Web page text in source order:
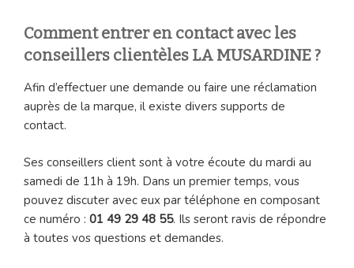
Comment entrer en contact avec les
conseillers clientèles LA MUSARDINE ?
Afin d’effectuer une demande ou faire une réclamation
auprès de la marque, il existe divers supports de
contact.
Ses conseillers client sont à votre écoute du mardi au
samedi de 11h à 19h. Dans un premier temps, vous
pouvez discuter avec eux par téléphone en composant
ce numéro : 01 49 29 48 55. Ils seront ravis de répondre
à toutes vos questions et demandes.